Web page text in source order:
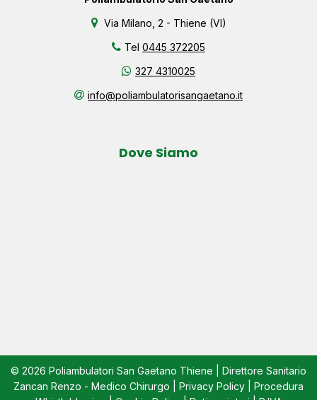
Via Milano, 2 - Thiene (VI)
Tel 0445 372205
327 4310025
info@poliambulatorisangaetano.it
Dove Siamo
© 2026 Poliambulatori San Gaetano Thiene | Direttore Sanitario
Zancan Renzo - Medico Chirurgo | Privacy Policy
Procedura